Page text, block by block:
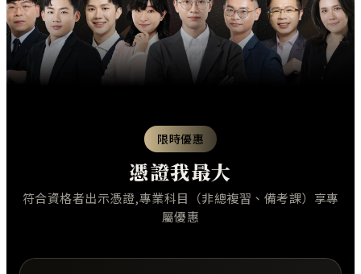
限時優惠
憑證我最大
符合資格者出示憑證,專業科目（非總複習、備考課）享專
屬優惠